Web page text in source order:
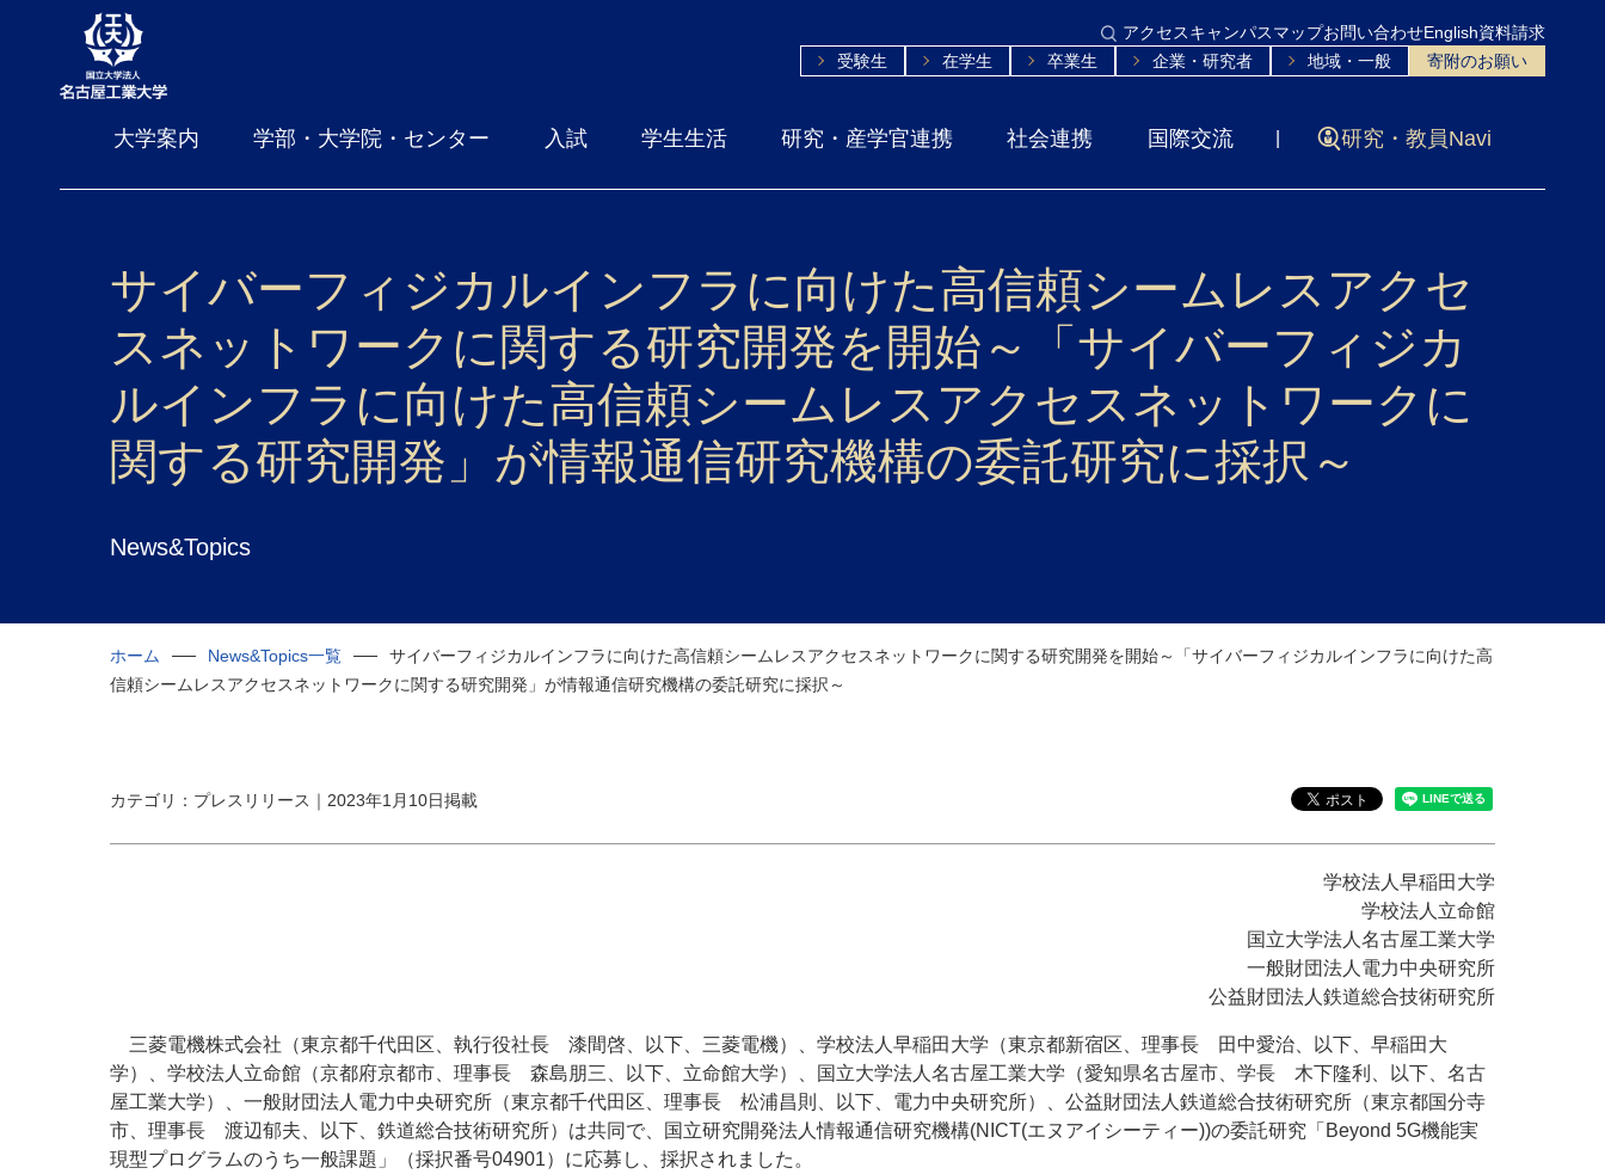
アクセスキャンパスマップお問い合わせEnglish資料請求
受験生
在学生 卒業生 企業・研究者 地域・一般 寄附のお願い
大学案内 学部・大学院・センター 入試 学生生活 研究・産学官連携 社会連携 国際交流 研究・教員Navi
サイバーフィジカルインフラに向けた高信頼シームレスアクセ
スネットワークに関する研究開発を開始～「サイバーフィジカ
ルインフラに向けた高信頼シームレスアクセスネットワークに
関する研究開発」が情報通信研究機構の委託研究に採択～
News&Topics
ホーム News&Topics一覧
サイバーフィジカルインフラに向けた高信頼シームレスアクセスネットワークに関する研究開発を開始～「サイバーフィジカルインフラに向けた高
信頼シームレスアクセスネットワークに関する研究開発」が情報通信研究機構の委託研究に採択～
カテゴリ：プレスリリース｜2023年1月10日掲載
学校法人早稲田大学
学校法人立命館
国立大学法人名古屋工業大学
一般財団法人電力中央研究所
公益財団法人鉄道総合技術研究所
三菱電機株式会社（東京都千代田区、執行役社長 漆間啓、以下、三菱電機）、学校法人早稲田大学（東京都新宿区、理事長 田中愛治、以下、早稲田大
学）、学校法人立命館（京都府京都市、理事長 森島朋三、以下、立命館大学）、国立大学法人名古屋工業大学（愛知県名古屋市、学長 木下隆利、以下、名古
屋工業大学）、一般財団法人電力中央研究所（東京都千代田区、理事長 松浦昌則、以下、電力中央研究所）、公益財団法人鉄道総合技術研究所（東京都国分寺
市、理事長 渡辺郁夫、以下、鉄道総合技術研究所）は共同で、国立研究開発法人情報通信研究機構(NICT(エヌアイシーティー))の委託研究「 Beyond 5G機能実
現型プログラムのうち一般課題」（採択番号04901）に応募し、採択されました。